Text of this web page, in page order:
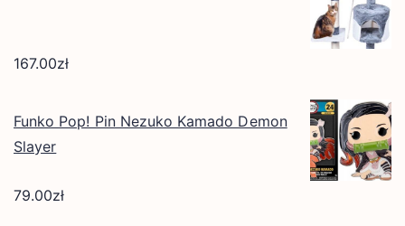
167.00zł
Funko Pop! Pin Nezuko Kamado Demon
Slayer
79.00zł